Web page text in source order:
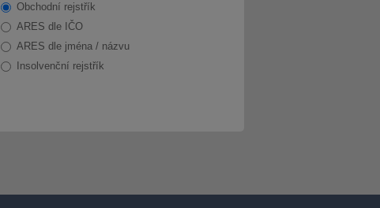
Obchodní rejstřík
ARES dle IČO
ARES dle jména / názvu
Insolvenční rejstřík